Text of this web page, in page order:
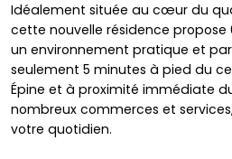
Idéalement située au cœur du
cette nouvelle résidence
un environnement pratique et
seulement 5 minutes à pied du
Épine et à proximité immédiate
nombreux commerces et
votre quotidien.